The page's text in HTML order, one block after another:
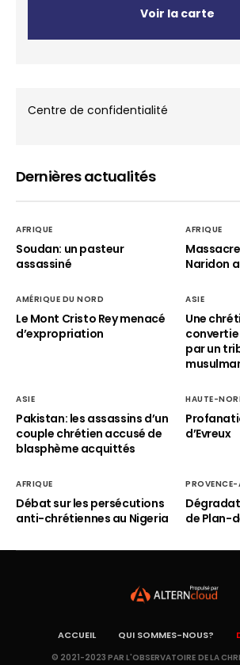
Voir la carte
Centre de confidentialité
Dernières actualités
AFRIQUE
Soudan: un pasteur
assassiné
AFRIQUE
Naridon
AMÉRIQUE DU NORD
Le Mont Cristo Rey menacé
d’expropriation
ASIE
Une
par un
ASIE
Pakistan: les assassins d’un
couple chrétien accusé de
blasphème acquittés
HAUTE-
d’Evreux
AFRIQUE
Débat sur les persécutions
anti-chrétiennes au Nigeria
de Plan-
ACCUEIL QUI SOMMES-NOUS?
© 2021-2023 PAR L'OBSERVATOIRE DE LA